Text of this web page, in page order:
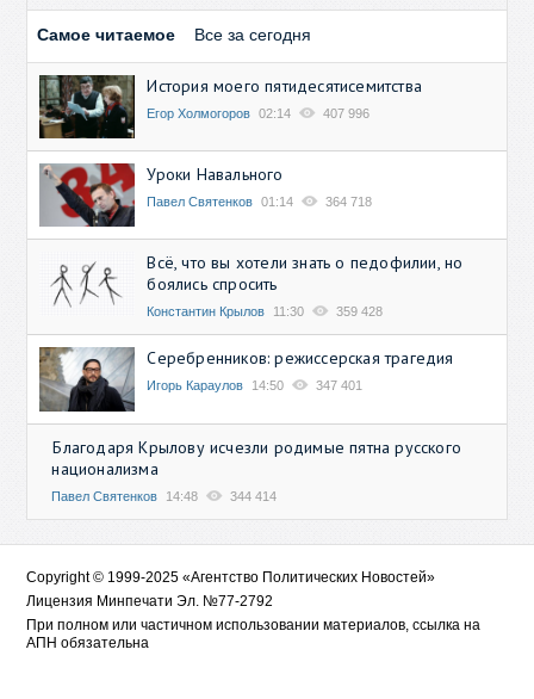
Самое читаемое Все за сегодня
История моего пятидесятисемитства
Егор Холмогоров 02:14 407 996
Уроки Навального
Павел Святенков 01:14 364 718
Всё, что вы хотели знать о педофилии, но
боялись спросить
Константин Крылов 11:30 359 428
Серебренников: режиссерская трагедия
Игорь Караулов 14:50 347 401
Благодаря Крылову исчезли родимые пятна русского
национализма
Павел Святенков 14:48 344 414
Copyright © 1999-2025 «Агентство Политических Новостей»
Лицензия Минпечати Эл. №77-2792
При полном или частичном использовании материалов, ссылка на
АПН обязательна